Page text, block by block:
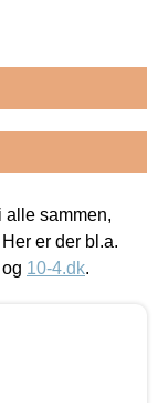
sammen,
er der bl.a.
og 10-4.dk.